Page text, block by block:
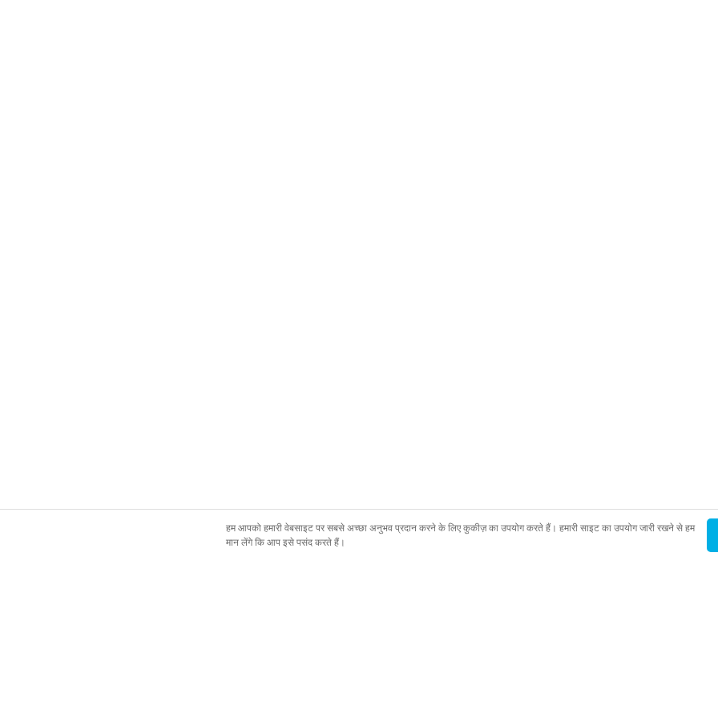
हम आपको हमारी वेबसाइट पर सबसे अच्छा अनुभव प्रदान करने के लिए कुकीज़ का उपयोग करते हैं। हमारी साइट का उपयोग जारी रखने से हम
मान लेंगे कि आप इसे पसंद करते हैं।